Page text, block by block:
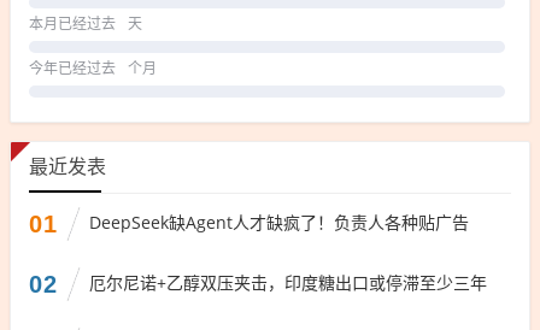
本月已经过去 天
今年已经过去 个月
最近发表
01 DeepSeek缺Agent人才缺疯了！负责人各种贴广告
02 厄尔尼诺+乙醇双压夹击，印度糖出口或停滞至少三年